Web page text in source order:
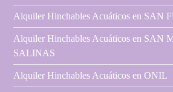
Alquiler Hinchables Acuáticos en SAN
Alquiler Hinchables Acuáticos en SAN
SALINAS
Alquiler Hinchables Acuáticos en ONIL